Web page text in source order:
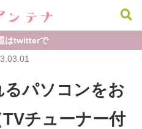
はtwitterで
パソコンをお
チューナー付